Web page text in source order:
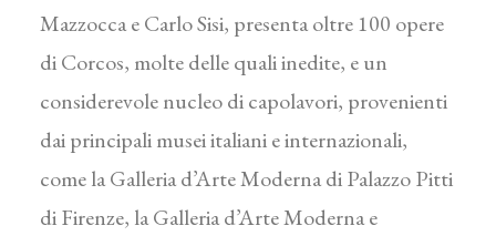
Mazzocca e Carlo Sisi, presenta oltre 100 opere
di Corcos, molte delle quali inedite, e un
considerevole nucleo di capolavori, provenienti
dai principali musei italiani e internazionali,
come la Galleria d’Arte Moderna di Palazzo Pitti
di Firenze, la Galleria d’Arte Moderna e